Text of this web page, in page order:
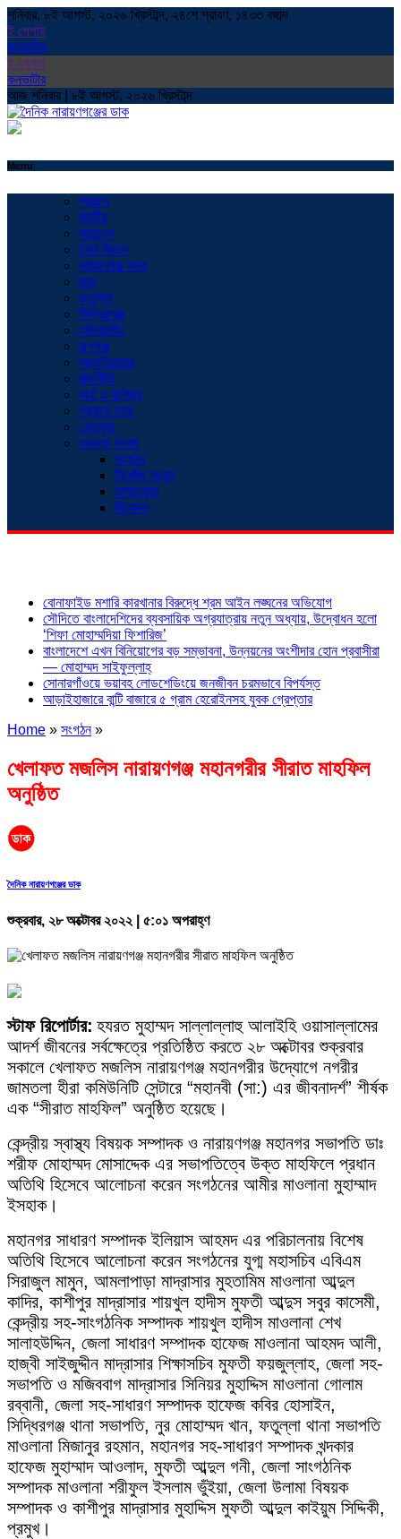
শনিবার, ৮ই আগস্ট, ২০২৬ খ্রিস্টাব্দ, ২৪শে শ্রাবণ, ১৪৩৩ বঙ্গাব্দ
ই পেপার
কনভাটার
ই পেপার
কনভাটার
আজ শনিবার | ৮ই আগস্ট, ২০২৬ খ্রিস্টাব্দ
Menu
প্রচ্ছদ
জাতীয়
সারাদেশ
ঢাকা বিভাগ
নারায়ণগঞ্জ সদর
বন্দর
ফতুল্লা
সিদ্ধিরগঞ্জ
সোনারগাঁও
রূপগঞ্জ
আড়াইহাজার
রাজনীতি
অর্থ ও বাণিজ্য
প্রবাসে ডাক
খেলাধুলা
অনন্যা সংবাদ
সংগঠন
নিখোঁজ সংবাদ
সাক্ষাৎকার
বিনোদন
বোনাফাইড মশারি কারখানার বিরুদ্ধে শ্রম আইন লঙ্ঘনের অভিযোগ
সৌদিতে বাংলাদেশিদের ব্যবসায়িক অগ্রযাত্রায় নতুন অধ্যায়, উদ্বোধন হলো
‘শিফা মোহাম্মদিয়া ফিশারিজ’
বাংলাদেশে এখন বিনিয়োগের বড় সম্ভাবনা, উন্নয়নের অংশীদার হোন প্রবাসীরা
— মোহাম্মদ সাইফুল্লাহ্
সোনারগাঁওয়ে ভয়াবহ লোডশেডিংয়ে জনজীবন চরমভাবে বিপর্যস্ত
আড়াইহাজারে বান্টি বাজারে ৫ গ্রাম হেরোইনসহ যুবক গ্রেপ্তার
Home » সংগঠন»
খেলাফত মজলিস নারায়ণগঞ্জ মহানগরীর সীরাত মাহফিল
অনুষ্ঠিত
দৈনিক নারায়ণগঞ্জের ডাক
শুক্রবার, ২৮ অক্টোবর ২০২২ | ৫:০১ অপরাহ্ণ
স্টাফ রিপোর্টার: হযরত মুহাম্মদ সাল্লাল্লাহু আলাইহি ওয়াসাল্লামের
আদর্শ জীবনের সর্বক্ষেত্রে প্রতিষ্ঠিত করতে ২৮ অক্টোবর শুক্রবার
সকালে খেলাফত মজলিস নারায়ণগঞ্জ মহানগরীর উদ্যোগে নগরীর
জামতলা হীরা কমিউনিটি সেন্টারে “মহানবী (সা:) এর জীবনাদর্শ” শীর্ষক
এক “সীরাত মাহফিল” অনুষ্ঠিত হয়েছে।
কেন্দ্রীয় স্বাস্থ্য বিষয়ক সম্পাদক ও নারায়ণগঞ্জ মহানগর সভাপতি ডাঃ
শরীফ মোহাম্মদ মোসাদ্দেক এর সভাপতিত্বে উক্ত মাহফিলে প্রধান
অতিথি হিসেবে আলোচনা করেন সংগঠনের আমীর মাওলানা মুহাম্মাদ
ইসহাক।
মহানগর সাধারণ সম্পাদক ইলিয়াস আহমদ এর পরিচালনায় বিশেষ
অতিথি হিসেবে আলোচনা করেন সংগঠনের যুগ্ম মহাসচিব এবিএম
সিরাজুল মামুন, আমলাপাড়া মাদ্রাসার মুহতামিম মাওলানা আব্দুল
কাদির, কাশীপুর মাদ্রাসার শায়খুল হাদীস মুফতী আব্দুস সবুর কাসেমী,
কেন্দ্রীয় সহ-সাংগঠনিক সম্পাদক শায়খুল হাদীস মাওলানা শেখ
সালাহউদ্দিন, জেলা সাধারণ সম্পাদক হাফেজ মাওলানা আহমদ আলী,
হাজ্বী সাইজু্দ্দীন মাদ্রাসার শিক্ষাসচিব মুফতী ফয়জুল্লাহ, জেলা সহ-
সভাপতি ও মজিববাগ মাদ্রাসার সিনিয়র মুহাদ্দিস মাওলানা গোলাম
রব্বানী, জেলা সহ-সাধারণ সম্পাদক হাফেজ কবির হোসাইন,
সিদ্ধিরগঞ্জ থানা সভাপতি, নুর মোহাম্মদ খান, ফতুল্লা থানা সভাপতি
মাওলানা মিজানুর রহমান, মহানগর সহ-সাধারণ সম্পাদক খন্দকার
হাফেজ মুহাম্মাদ আওলাদ, মুফতী আব্দুল গনী, জেলা সাংগঠনিক
সম্পাদক মাওলানা শরীফুল ইসলাম ভুঁইয়া, জেলা উলামা বিষয়ক
সম্পাদক ও কাশীপুর মাদ্রাসার মুহাদ্দিস মুফতী আব্দুল কাইয়ুম সিদ্দিকী,
প্রমুখ।